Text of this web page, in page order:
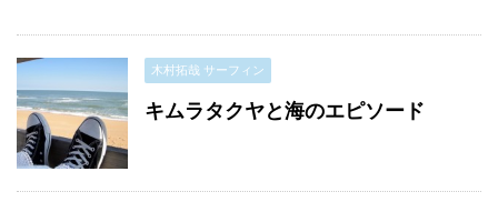
木村拓哉 サーフィン
キムラタクヤと海のエピソード